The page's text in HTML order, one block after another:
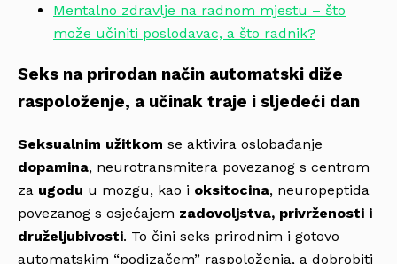
Mentalno zdravlje na radnom mjestu – što
može učiniti poslodavac, a što radnik?
Seks na prirodan način automatski diže
raspoloženje, a učinak traje i sljedeći dan
Seksualnim užitkom se aktivira oslobađanje
dopamina, neurotransmitera povezanog s centrom
za ugodu u mozgu, kao i oksitocina, neuropeptida
povezanog s osjećajem zadovoljstva, privrženosti i
druželjubivosti. To čini seks prirodnim i gotovo
automatskim “podizačem” raspoloženja, a dobrobiti